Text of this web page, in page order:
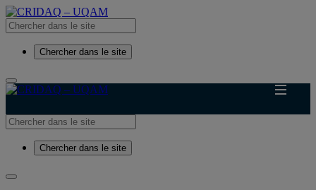
Chercher dans le site
Chercher dans le site